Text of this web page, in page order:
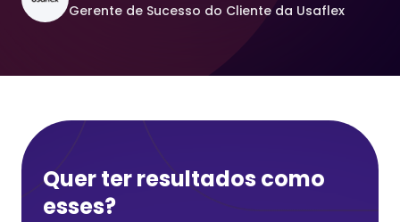
Gerente de Sucesso do Cliente da Usaflex
Quer ter resultados como
esses?